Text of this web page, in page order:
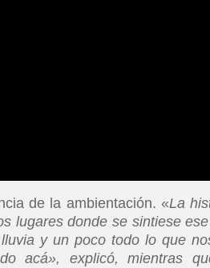
de la ambientación. «La
lugares donde se sintiese ese
y un poco todo lo que
acá», explicó, mientras